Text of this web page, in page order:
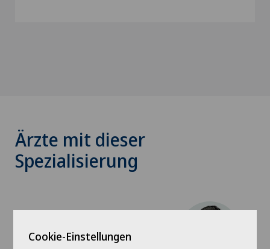
Ärzte mit dieser
Spezialisierung
Cookie-Einstellungen